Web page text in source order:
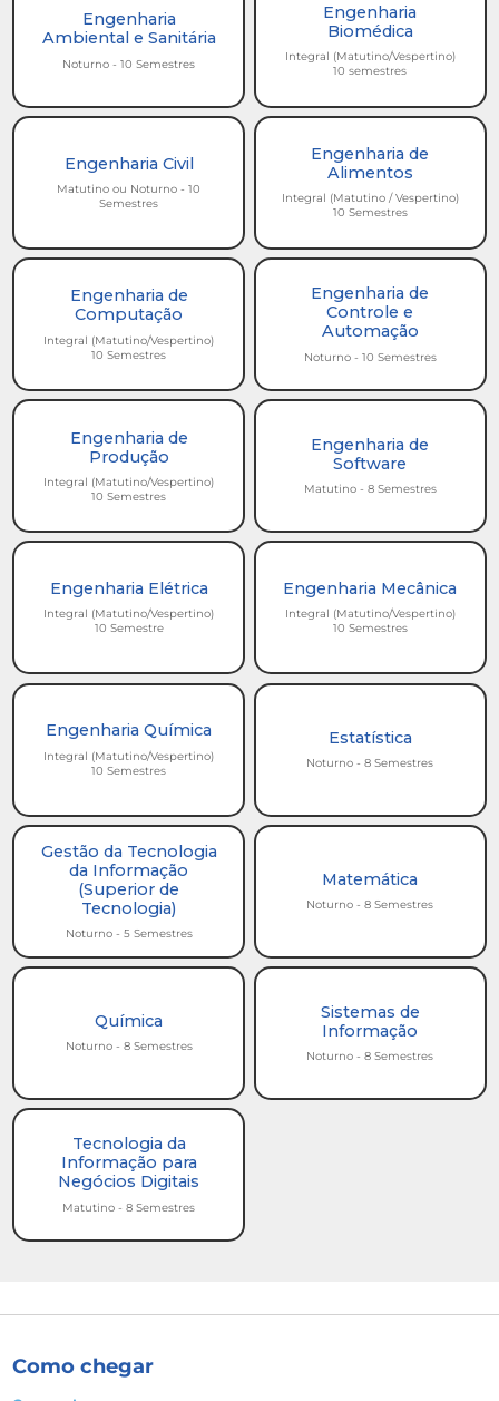
Engenharia
Ambiental e Sanitária
Noturno - 10 Semestres
Engenharia
Biomédica
Integral (Matutino/Vespertino)
10 semestres
Engenharia Civil
Matutino ou Noturno - 10
Semestres
Engenharia de
Alimentos
Integral (Matutino / Vespertino)
10 Semestres
Engenharia de
Computação
Integral (Matutino/Vespertino)
10 Semestres
Engenharia de
Controle e
Automação
Noturno - 10 Semestres
Engenharia de
Produção
Integral (Matutino/Vespertino)
10 Semestres
Engenharia de
Software
Matutino - 8 Semestres
Engenharia Elétrica
Integral (Matutino/Vespertino)
10 Semestre
Engenharia Mecânica
Integral (Matutino/Vespertino)
10 Semestres
Engenharia Química
Integral (Matutino/Vespertino)
10 Semestres
Estatística
Noturno - 8 Semestres
Gestão da Tecnologia
da Informação
(Superior de
Tecnologia)
Noturno - 5 Semestres
Matemática
Noturno - 8 Semestres
Química
Noturno - 8 Semestres
Sistemas de
Informação
Noturno - 8 Semestres
Tecnologia da
Informação para
Negócios Digitais
Matutino - 8 Semestres
Como chegar